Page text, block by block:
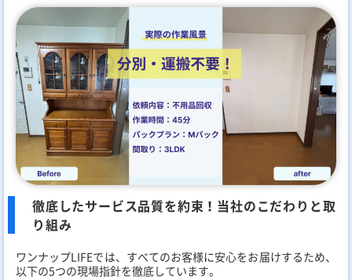
徹底したサービス品質を約束！当社のこだわりと取
り組み
ワンナップLIFEでは、すべてのお客様に安心をお届けするため、
以下の5つの現場指針を徹底しています。